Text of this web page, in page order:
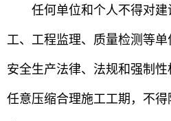
任何单位和个人不得对建
工、工程监理、质量检测等
安全生产法律、法规和强制
任意压缩合理施工工期，不